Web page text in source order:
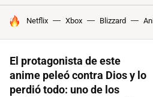
HOY SE HABLA DE
Netflix Xbox Blizzard
El protagonista de este
anime peleó contra Dios y lo
perdió todo: uno de los